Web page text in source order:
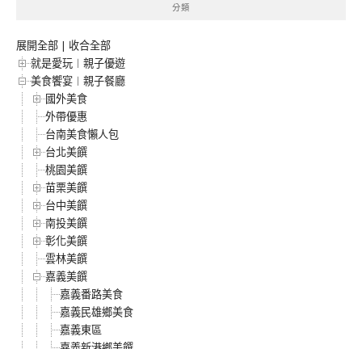
分類
展開全部 | 收合全部
就是愛玩︱親子優遊
美食饗宴︱親子餐廳
國外美食
外帶優惠
台南美食懶人包
台北美饌
桃園美饌
苗栗美饌
台中美饌
南投美饌
彰化美饌
雲林美饌
嘉義美饌
嘉義番路美食
嘉義民雄鄉美食
嘉義東區